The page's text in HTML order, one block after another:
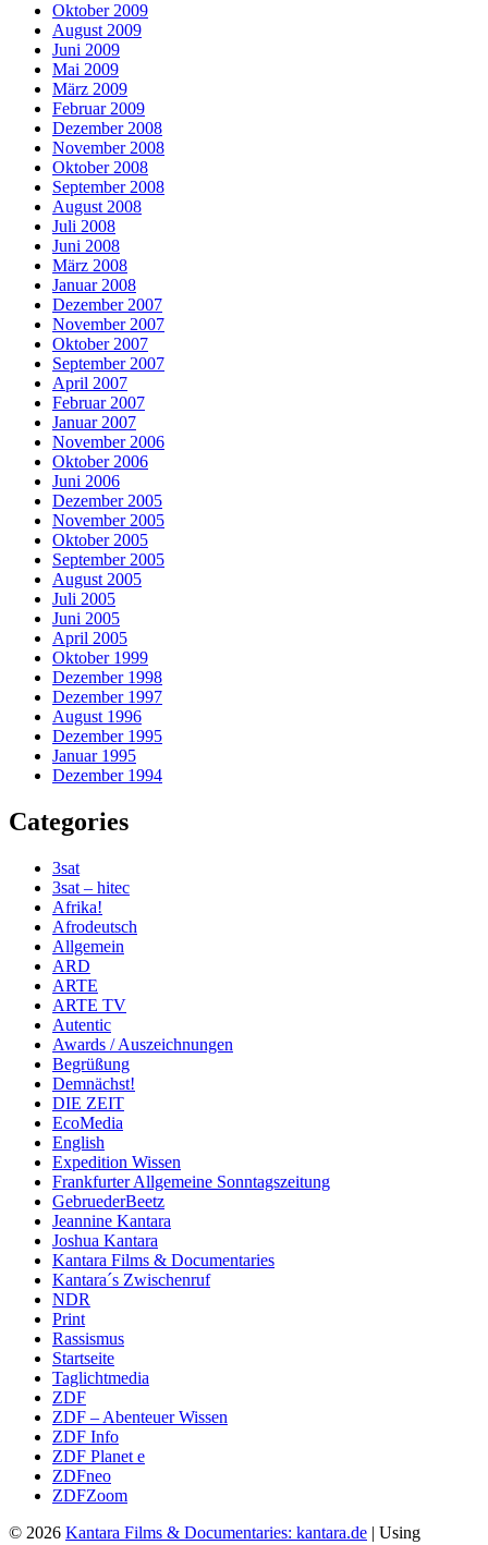
Oktober 2009
August 2009
Juni 2009
Mai 2009
März 2009
Februar 2009
Dezember 2008
November 2008
Oktober 2008
September 2008
August 2008
Juli 2008
Juni 2008
März 2008
Januar 2008
Dezember 2007
November 2007
Oktober 2007
September 2007
April 2007
Februar 2007
Januar 2007
November 2006
Oktober 2006
Juni 2006
Dezember 2005
November 2005
Oktober 2005
September 2005
August 2005
Juli 2005
Juni 2005
April 2005
Oktober 1999
Dezember 1998
Dezember 1997
August 1996
Dezember 1995
Januar 1995
Dezember 1994
Categories
3sat
3sat – hitec
Afrika!
Afrodeutsch
Allgemein
ARD
ARTE
ARTE TV
Autentic
Awards / Auszeichnungen
Begrüßung
Demnächst!
DIE ZEIT
EcoMedia
English
Expedition Wissen
Frankfurter Allgemeine Sonntagszeitung
GebruederBeetz
Jeannine Kantara
Joshua Kantara
Kantara Films & Documentaries
Kantara´s Zwischenruf
NDR
Print
Rassismus
Startseite
Taglichtmedia
ZDF
ZDF – Abenteuer Wissen
ZDF Info
ZDF Planet e
ZDFneo
ZDFZoom
© 2026 Kantara Films & Documentaries: kantara.de | Using